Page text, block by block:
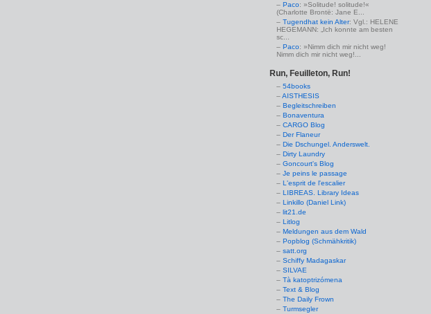
Paco: »Solitude! solitude!«
(Charlotte Brontë: Jane E...
Tugendhat kein Alter: Vgl.: HELENE
HEGEMANN: „Ich konnte am besten
sc...
Paco: »Nimm dich mir nicht weg!
Nimm dich mir nicht weg!...
Run, Feuilleton, Run!
54books
AISTHESIS
Begleitschreiben
Bonaventura
CARGO Blog
Der Flaneur
Die Dschungel. Anderswelt.
Dirty Laundry
Goncourt's Blog
Je peins le passage
L'esprit de l'escalier
LIBREAS. Library Ideas
Linkillo (Daniel Link)
lit21.de
Litlog
Meldungen aus dem Wald
Popblog (Schmähkritik)
satt.org
Schiffy Madagaskar
SILVAE
Tà katoptrizómena
Text & Blog
The Daily Frown
Turmsegler